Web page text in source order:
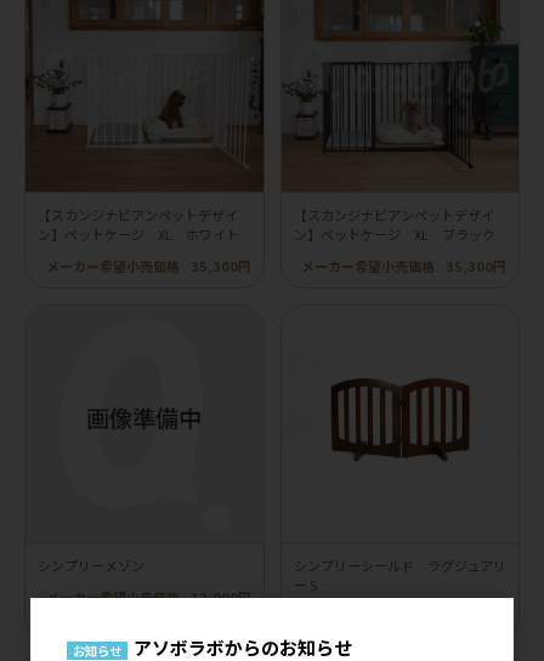
【スカンジナビアンペットデザイ
ン】ペットケージ XL ホワイト
メーカー希望小売価格
35,300円
【スカンジナビアンペットデザイ
ン】ペットケージ XL ブラック
メーカー希望小売価格
35,300円
シンプリーメゾン
メーカー希望小売価格 12,000円
シンプリーシールド ラグジュアリ
ー S
お知らせ アソボラボからのお知らせ